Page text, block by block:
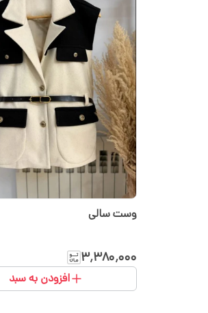
وست سالی
۳٬۳۸۰٬۰۰۰
افزودن به سبد